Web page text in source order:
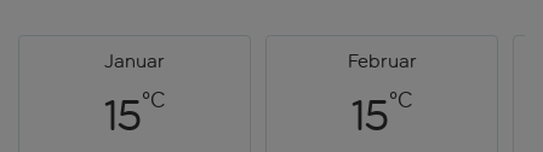
Januar
15°C
Februar
15°C